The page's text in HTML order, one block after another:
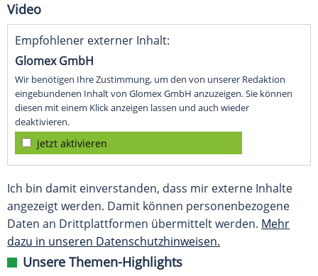
Video
Empfohlener externer Inhalt:
Glomex GmbH
Wir benötigen Ihre Zustimmung, um den von unserer Redaktion
eingebundenen Inhalt von Glomex GmbH anzuzeigen. Sie können
diesen mit einem Klick anzeigen lassen und auch wieder
deaktivieren.
jetzt aktivieren
Ich bin damit einverstanden, dass mir externe Inhalte
angezeigt werden. Damit können personenbezogene
Daten an Drittplattformen übermittelt werden. Mehr
dazu in unseren Datenschutzhinweisen.
Unsere Themen-Highlights